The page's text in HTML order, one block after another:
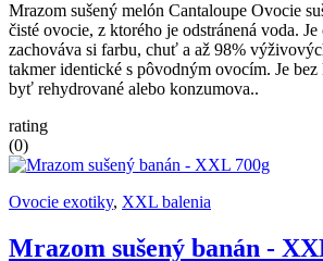
Mrazom sušený melón Cantaloupe Ovocie
čisté ovocie, z ktorého je odstránená voda.
zachováva si farbu, chuť a až 98%
takmer identické s pôvodným ovocím. Je
byť rehydrované alebo konzumova..
rating
(0)
Ovocie exotiky, XXL balenia
Mrazom sušený banán -